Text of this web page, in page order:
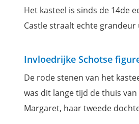
Het kasteel is sinds de 14de
Castle straalt echte grandeur
Invloedrijke Schotse
De rode stenen van het
was dit lange tijd de thuis
Margaret, haar tweede